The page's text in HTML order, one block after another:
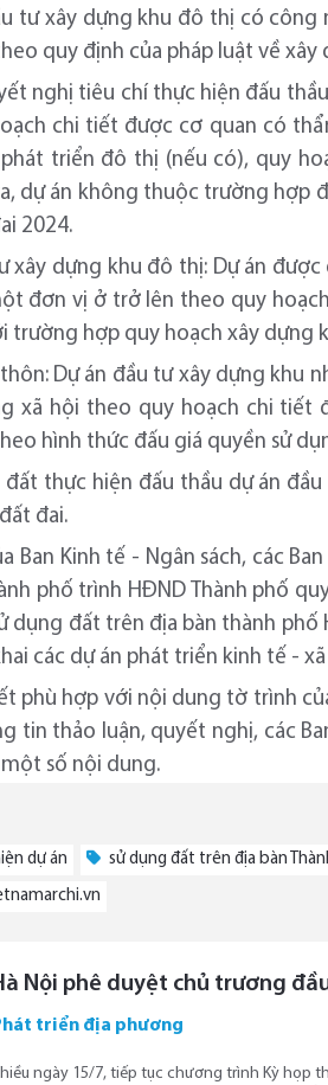
tư xây dựng khu đô thị có
quy định của pháp luật về
nghị tiêu chí thực hiện đấu
chi tiết được cơ quan có
triển đô thị (nếu có), quy
dự án không thuộc trường hợp
2024.
xây dựng khu đô thị: Dự án
đơn vị ở trở lên theo quy
trường hợp quy hoạch xây dựng
Dự án đầu tư xây dựng khu
xã hội theo quy hoạch chi tiết
hình thức đấu giá quyền sử
thực hiện đấu thầu dự án
đai.
Ban Kinh tế - Ngân sách, các
phố trình HĐND Thành phố
dụng đất trên địa bàn thành
các dự án phát triển kinh tế -
phù hợp với nội dung tờ trình
tin thảo luận, quyết nghị, các
số nội dung.
dự án sử dụng đất trên địa bàn
Nội phê duyệt chủ trương
triển địa phương
ngày 15/7, tiếp tục chương trình Kỳ họp